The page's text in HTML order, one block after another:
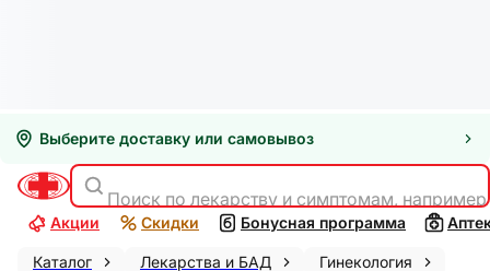
Выберите доставку или самовывоз
Поиск по лекарству и симптомам,
Акции Скидки Бонусная программа
Каталог Лекарства и БАД Гинекология